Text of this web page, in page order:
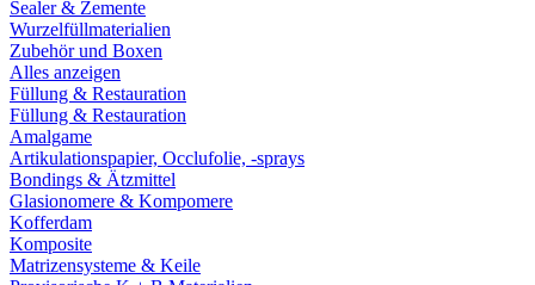
Sealer & Zemente
Wurzelfüllmaterialien
Zubehör und Boxen
Alles anzeigen
Füllung & Restauration
Füllung & Restauration
Amalgame
Artikulationspapier, Occlufolie, -sprays
Bondings & Ätzmittel
Glasionomere & Kompomere
Kofferdam
Komposite
Matrizensysteme & Keile